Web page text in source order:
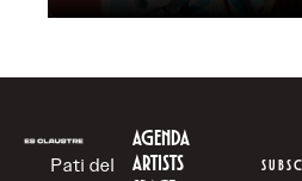
Pati del
AGENDA
ARTISTS